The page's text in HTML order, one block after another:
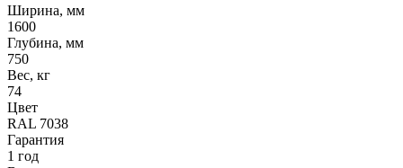
Ширина, мм
1600
Глубина, мм
750
Вес, кг
74
Цвет
RAL 7038
Гарантия
1 год